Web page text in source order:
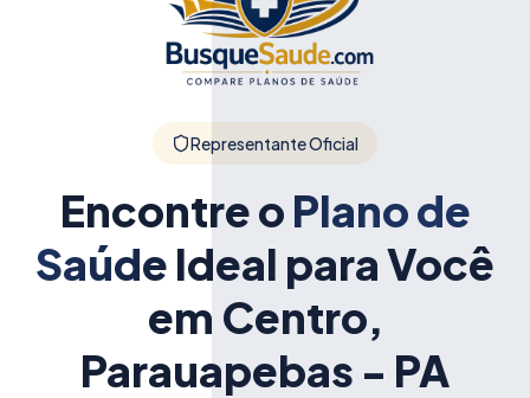
Representante Oficial
Encontre o Plano de
Saúde Ideal para Você
em Centro,
Parauapebas - PA